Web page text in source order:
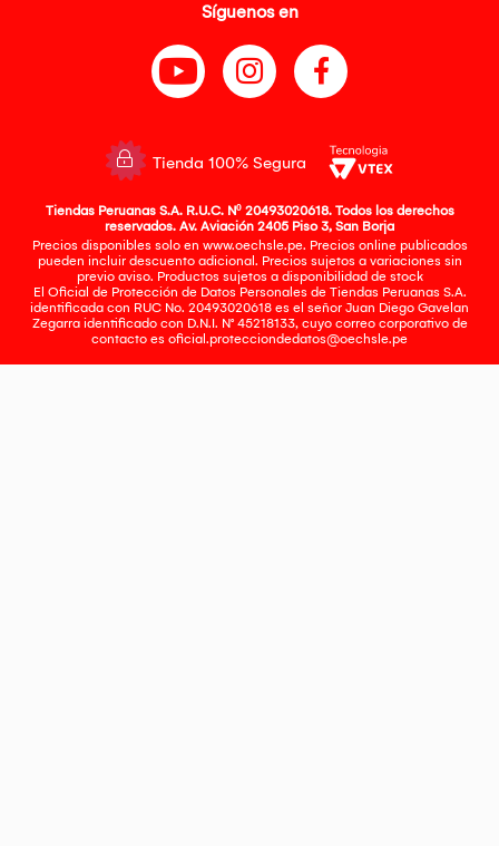
Síguenos en
Tienda 100% Segura
Tiendas Peruanas S.A. R.U.C. Nº 20493020618. Todos los derechos
reservados. Av. Aviación 2405 Piso 3, San Borja
Precios disponibles solo en www.oechsle.pe. Precios online publicados
pueden incluir descuento adicional. Precios sujetos a variaciones sin
previo aviso. Productos sujetos a disponibilidad de stock
El Oficial de Protección de Datos Personales de Tiendas Peruanas S.A.
identificada con RUC No. 20493020618 es el señor Juan Diego Gavelan
Zegarra identificado con D.N.I. N° 45218133, cuyo correo corporativo de
contacto es oficial.protecciondedatos@oechsle.pe